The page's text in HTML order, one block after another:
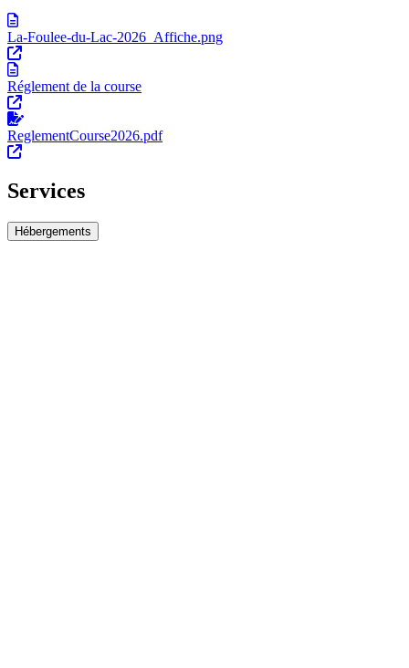
La-Foulee-du-Lac-2026_Affiche.png
Réglement de la course
ReglementCourse2026.pdf
Services
Hébergements